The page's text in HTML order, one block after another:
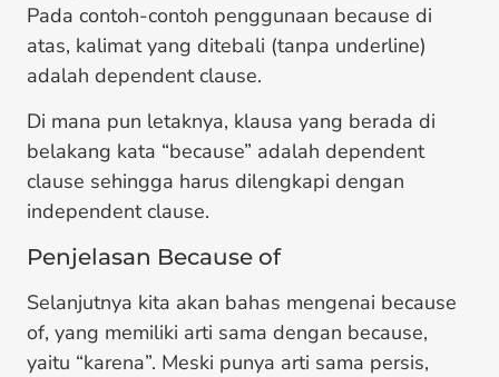
Pada contoh-contoh penggunaan because di
atas, kalimat yang ditebali (tanpa underline)
adalah dependent clause.
Di mana pun letaknya, klausa yang berada di
belakang kata “because” adalah dependent
clause sehingga harus dilengkapi dengan
independent clause.
Penjelasan Because of
Selanjutnya kita akan bahas mengenai because
of, yang memiliki arti sama dengan because,
yaitu “karena”. Meski punya arti sama persis,